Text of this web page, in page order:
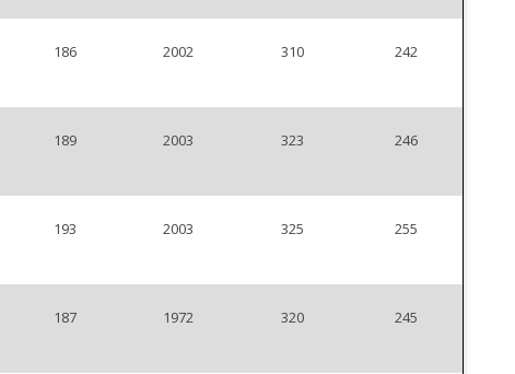
186 2002 310 242
189 2003 323 246
193 2003 325 255
187 1972 320 245